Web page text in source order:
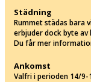
Städning
Rummet städas bara
erbjuder dock byte
Du får mer
Ankomst
Valfri i perioden 14/9-